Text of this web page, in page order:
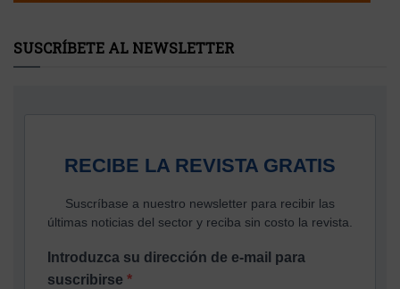
SUSCRÍBETE AL NEWSLETTER
RECIBE LA REVISTA GRATIS
Suscríbase a nuestro newsletter para recibir las
últimas noticias del sector y reciba sin costo la revista.
Introduzca su dirección de e-mail para
suscribirse